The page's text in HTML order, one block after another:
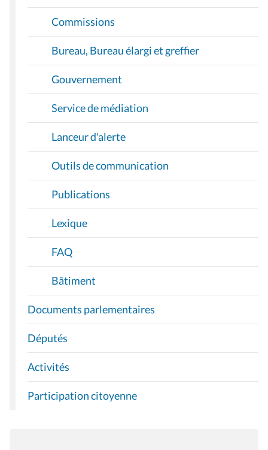
Commissions
Bureau, Bureau élargi et greffier
Gouvernement
Service de médiation
Lanceur d'alerte
Outils de communication
Publications
Lexique
FAQ
Bâtiment
Documents parlementaires
Députés
Activités
Participation citoyenne